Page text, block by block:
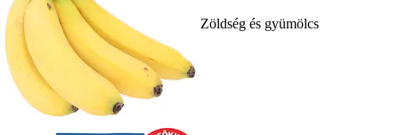
Zöldség és gyümölcs